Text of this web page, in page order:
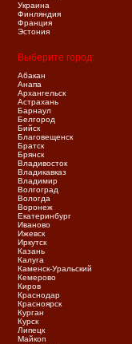
Украина
Финляндия
Франция
Эстония
Выберите город:
Абакан
Анапа
Архангельск
Астрахань
Барнаул
Белгород
Бийск
Благовещенск
Братск
Брянск
Владивосток
Владикавказ
Владимир
Волгоград
Вологда
Воронеж
Екатеринбург
Иваново
Ижевск
Иркутск
Казань
Калуга
Каменск-Уральский
Кемерово
Киров
Краснодар
Красноярск
Курган
Курск
Липецк
Майкоп